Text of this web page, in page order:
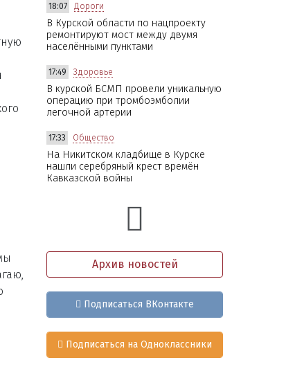
18:07 Дороги
В Курской области по нацпроекту
ремонтируют мост между двумя
населёнными пунктами
17:49 Здоровье
В курской БСМП провели уникальную
операцию при тромбоэмболии
легочной артерии
17:33 Общество
На Никитском кладбище в Курске
нашли серебряный крест времён
Кавказской войны
Архив новостей
Подписаться ВКонтакте
Подписаться на Одноклассники